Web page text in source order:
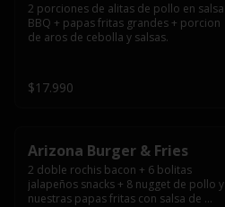
2 porciones de alitas de pollo en salsa
BBQ + papas fritas grandes + porcion
de aros de cebolla y salsas.
$17.990
Arizona Burger & Fries
2 doble rochis bacon + 6 bolitas
jalapeños snacks + 8 nugget de pollo y
nuestras papas fritas con salsa de